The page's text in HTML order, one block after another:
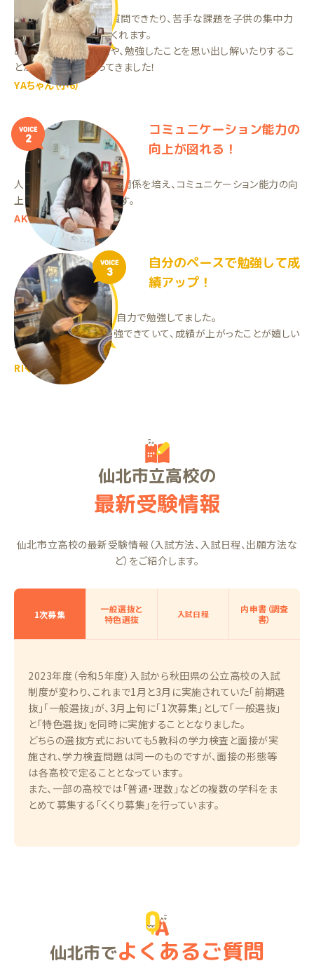
わからない部分をすぐ質問できたり、苦手な課題を子供の集中力
に合わせて取り入れてくれます。
めげずに取り組むことや、勉強したことを思い出し解いたりするこ
とができるようになってきました！
YAちゃん（小6）
VOICE
2
コミュニケーション能力の
向上が図れる！
人との付き合い方や人間関係を培え、コミュニケーション能力の向
上が図れていると思います。
AKちゃん（小3）
VOICE
3
自分のペースで勉強して成
績アップ！
ランナーを始める前は、自力で勉強してました。
今は自分のペースで勉強できていて、成績が上がったことが嬉しい
です！
RIくん（高2）
仙北市立高校の
最新受験情報
仙北市立高校の最新受験情報（入試方法、入試日程、出願方法な
ど）をご紹介します。
1次募集
一般選抜と
特色選抜
入試日程
内申書（調査
書）
2023年度（令和5年度）入試から秋田県の公立高校の入試
制度が変わり、これまで1月と3月に実施されていた「前期選
抜」「一般選抜」が、3月上旬に「1次募集」として「一般選抜」
と「特色選抜」を同時に実施することとなりました。
どちらの選抜方式においても5教科の学力検査と面接が実
施され、学力検査問題は同一のものですが、面接の形態等
は各高校で定ることとなっています。
また、一部の高校では「普通・理数」などの複数の学科をま
とめて募集する「くくり募集」を行っています。
仙北市でよくあるご質問